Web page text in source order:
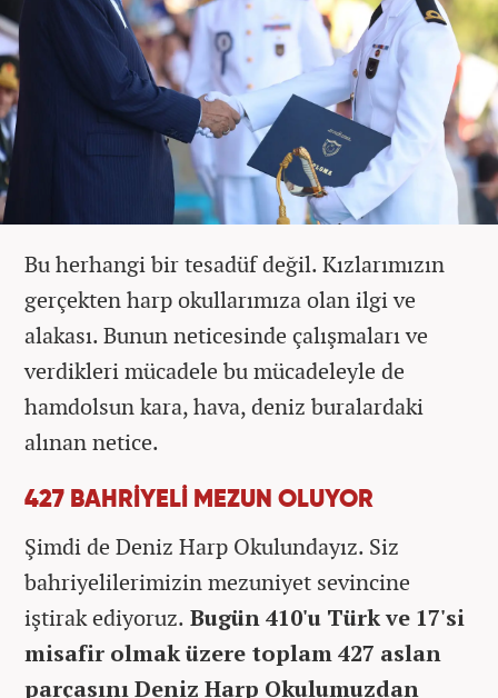
Bu herhangi bir tesadüf değil. Kızlarımızın
gerçekten harp okullarımıza olan ilgi ve
alakası. Bunun neticesinde çalışmaları ve
verdikleri mücadele bu mücadeleyle de
hamdolsun kara, hava, deniz buralardaki
alınan netice.
427 BAHRİYELİ MEZUN OLUYOR
Şimdi de Deniz Harp Okulundayız. Siz
bahriyelilerimizin mezuniyet sevincine
iştirak ediyoruz. Bugün 410'u Türk ve 17'si
misafir olmak üzere toplam 427 aslan
parçasını Deniz Harp Okulumuzdan